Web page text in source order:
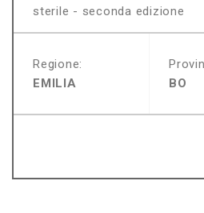
sterile - seconda edizione
Regione:
EMILIA
BO